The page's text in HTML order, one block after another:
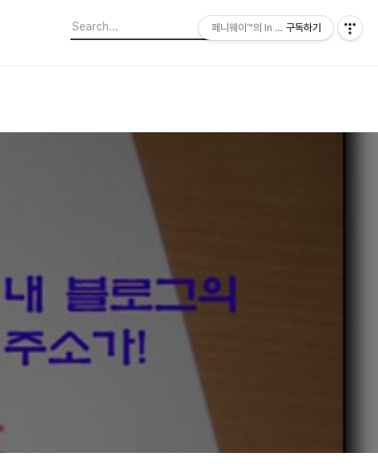
페니웨이™의 In This Film
구독하기